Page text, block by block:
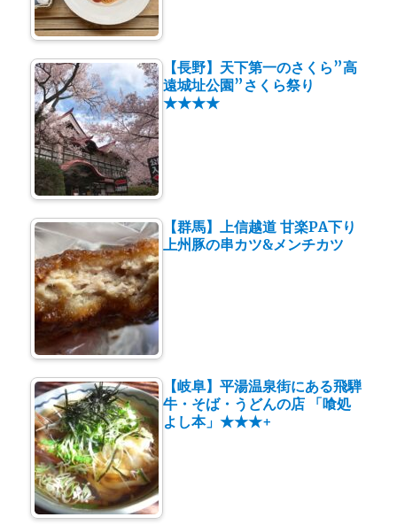
【長野】天下第一のさくら”高
遠城址公園”さくら祭り
★★★★
【群馬】上信越道 甘楽PA下り
上州豚の串カツ&メンチカツ
【岐阜】平湯温泉街にある飛騨
牛・そば・うどんの店 「喰処
よし本」★★★+